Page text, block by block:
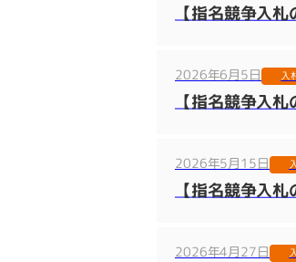
【指名競争入
2026年6月5日 入
【指名競争入
2026年5月15日
【指名競争入
2026年4月27日